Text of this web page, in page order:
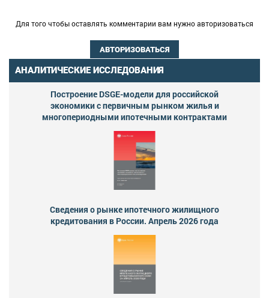
Для того чтобы оставлять комментарии вам нужно авторизоваться
АВТОРИЗОВАТЬСЯ
АНАЛИТИЧЕСКИЕ ИССЛЕДОВАНИЯ
Построение DSGE-модели для российской
экономики с первичным рынком жилья и
многопериодными ипотечными контрактами
Сведения о рынке ипотечного жилищного
кредитования в России. Апрель 2026 года